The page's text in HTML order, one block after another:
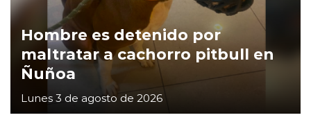
Hombre es detenido por
maltratar a cachorro pitbull en
Ñuñoa
Lunes 3 de agosto de 2026